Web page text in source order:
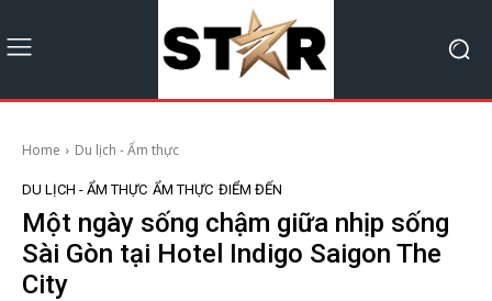
Home Du lịch - Ẩm thực
DU LỊCH - ẨM THỰC ẨM THỰC ĐIỂM ĐẾN
Một ngày sống chậm giữa nhịp sống
Sài Gòn tại Hotel Indigo Saigon The
City